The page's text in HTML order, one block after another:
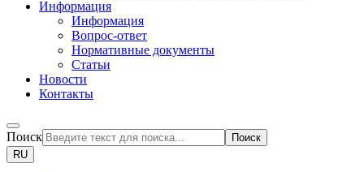
Информация
Информация
Вопрос-ответ
Нормативные документы
Статьи
Новости
Контакты
Поиск
Поиск
RU